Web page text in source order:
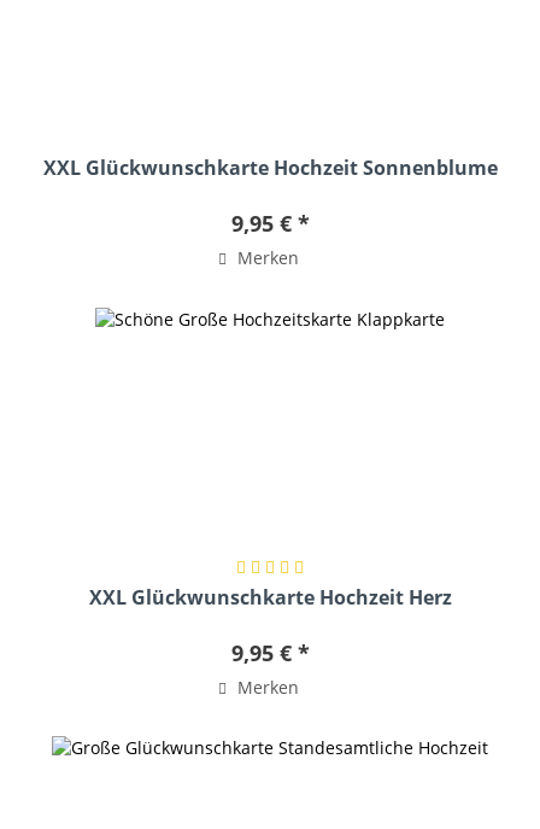
XXL Glückwunschkarte Hochzeit Sonnenblume
9,95 € *
Merken
XXL Glückwunschkarte Hochzeit Herz
9,95 € *
Merken